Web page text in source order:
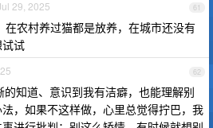
61
29, 2025
在农村养过猫都是放养，在城市还没有
试
62
的知道、意识到我有洁癖，也能理解别
，如果不这样做，心里总觉得拧巴，我